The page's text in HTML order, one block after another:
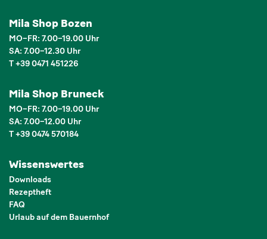
Mila Shop Bozen
MO–FR: 7.00–19.00 Uhr
SA: 7.00–12.30 Uhr
T +39 0471 451226
Mila Shop Bruneck
MO–FR: 7.00–19.00 Uhr
SA: 7.00–12.00 Uhr
T +39 0474 570184
Wissenswertes
Downloads
Rezeptheft
FAQ
Urlaub auf dem Bauernhof